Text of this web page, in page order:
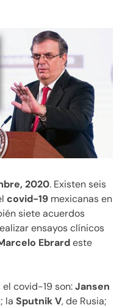
2020. Existen seis
covid-19 mexicanas en
siete acuerdos
ensayos clínicos
Ebrardeste
covid-19 son:Jansen
la Sputnik V, de Rusia;